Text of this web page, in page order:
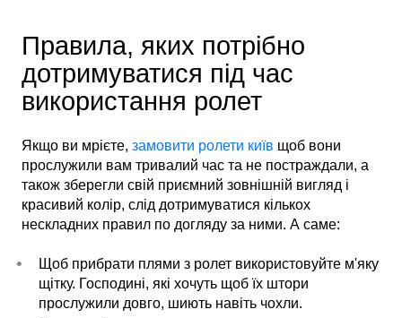
Правила, яких потрібно
дотримуватися під час
використання ролет
Якщо ви мрієте, замовити ролети київ щоб вони
прослужили вам тривалий час та не постраждали, а
також зберегли свій приємний зовнішній вигляд і
красивий колір, слід дотримуватися кількох
нескладних правил по догляду за ними. А саме:
Щоб прибрати плями з ролет використовуйте м'яку
щітку. Господині, які хочуть щоб їх штори
прослужили довго, шиють навіть чохли.